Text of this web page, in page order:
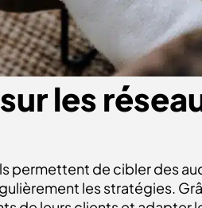
les
permettent de cibler des
les stratégies.